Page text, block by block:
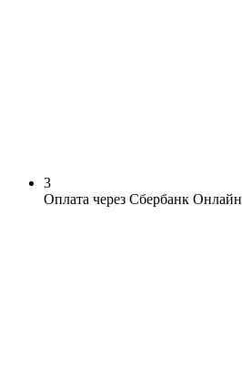
3
Оплата через Сбербанк Онлайн